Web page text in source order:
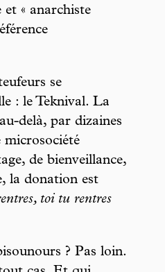
et « anarchiste
se
: le Teknival. La
delà, par dizaines
microsociété
de bienveillance,
la donation est
toi tu rentres
? Pas loin.